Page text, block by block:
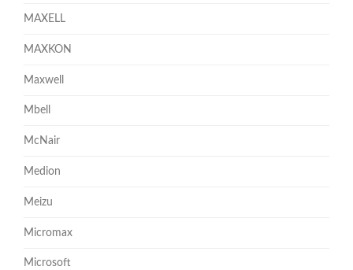
MAXELL
MAXKON
Maxwell
Mbell
McNair
Medion
Meizu
Micromax
Microsoft